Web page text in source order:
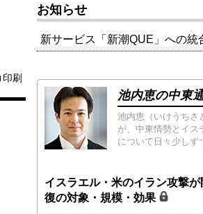
印刷
お知らせ
新サービス「新潮QUE」への統
池内恵の中東
池内恵（いけうちさ
が、中東情勢とイス
について日々少しず
イスラエル・米のイラン攻撃
復の対象・規模・効果